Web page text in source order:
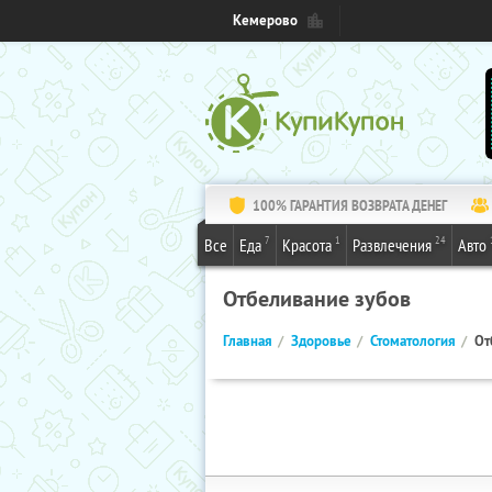
Кемерово
100% ГАРАНТИЯ ВОЗВРАТА ДЕНЕГ
Все Еда 7 Красота 1 Развлечения 24 Авто
Отбеливание зубов
Главная Здоровье Стоматология